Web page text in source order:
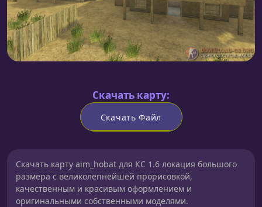
Скачать карту:
Скачать Файл
Скачать карту aim_hobat для КС 1.6 локация большого
размера с великолепнейшей прорисовкой,
качественным и красивым оформлением и
оригинальными собственными моделями.